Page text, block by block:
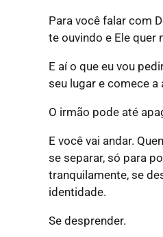
Para você falar com
te ouvindo e Ele quer
E aí o que eu vou
seu lugar e comece a
O irmão pode até
E você vai andar.
se separar, só para
tranquilamente, se
identidade.
Se desprender.